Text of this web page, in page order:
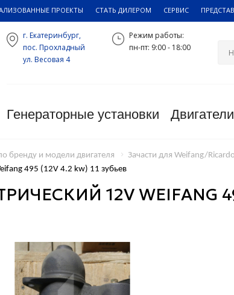
ПРОЕКТЫ СТАТЬ ДИЛЕРОМ СЕРВИС
г. Екатеринбург,
пос. Прохладный
ул. Весовая 4
Режим работы:
пн-пт: 9:00 - 18:00
Генераторные установки Двигатели
бренду и модели двигателя Зачасти для Weifang/
495 (12V 4.2 kw) 11 зубьев
12V WEIFANG